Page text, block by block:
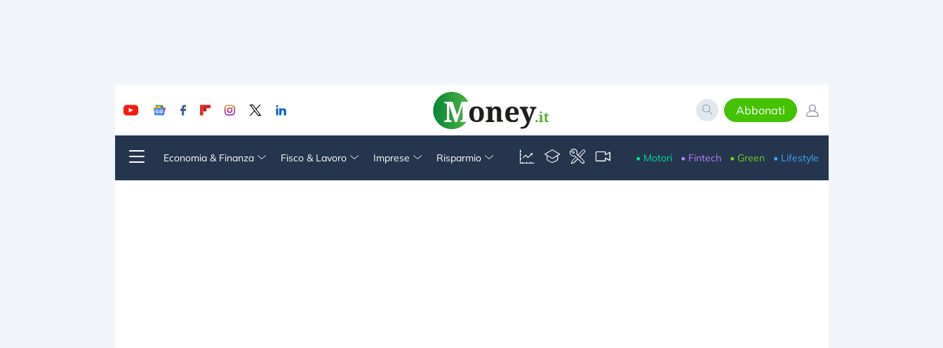
Abbonati
Economia & Finanza Fisco & Lavoro Imprese Risparmio • Motori • Fintech • Green • Lifestyle